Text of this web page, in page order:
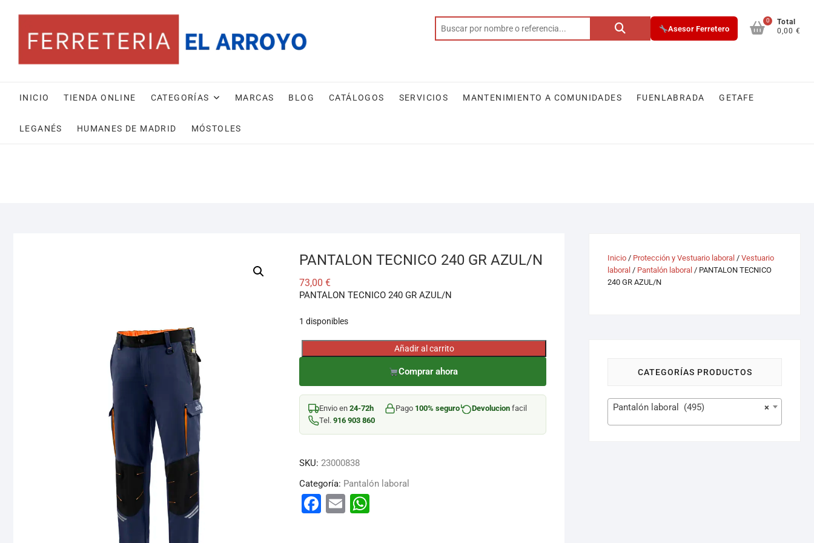
contenido
Buscar
Asesor Ferretero
0
Total
0,00 €
INICIO TIENDA ONLINE CATEGORÍAS MARCAS BLOG CATÁLOGOS SERVICIOS MANTENIMIENTO A COMUNIDADES FUENLABRADA GETAFE
LEGANÉS HUMANES DE MADRID MÓSTOLES
PANTALON TECNICO 240 GR AZUL/N
73,00 €
PANTALON TECNICO 240 GR AZUL/N
1 disponibles
PANTALON
240
GR
AZUL/N
cantidad
Añadir al carrito
Comprar ahora
Envio en 24-72h Pago 100% seguro Devolucion facil
Tel. 916 903 860
SKU: 23000838
Categoría: Pantalón laboral
F
E
Inicio / Protección y Vestuario laboral / Vestuario
laboral / Pantalón laboral / PANTALON TECNICO
240 GR AZUL/N
CATEGORÍAS PRODUCTOS
×
Pantalón laboral (495)